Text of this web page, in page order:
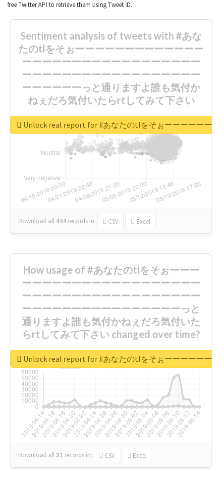
free Twitter API to retrieve them using Tweet ID.
Sentiment analysis of tweets with #あな
たのtlをそぉーーーーーーーーーーーーー
ーーーーーーーーーーーーーーーーーー
ーーーーーーーーーーーーーーーーーー
ーーーーーーっと通りますよ誰も気付か
ねぇだろ気付いたらrtしてみて下さい
Download all 444 records in: CSV Excel
Unlock real report for #あなたのtlをそぉーーーーーー
How usage of #あなたのtlをそぉーーー
ーーーーーーーーーーーーーーーーーー
ーーーーーーーーーーーーーーーーーー
ーーーーーーーーーーーーーーーーっと
通りますよ誰も気付かねぇだろ気付いた
らrtしてみて下さい changed over time?
Download all31 records in: CSV Excel
Unlock real report for #あなたのtlをそぉーーーーーー